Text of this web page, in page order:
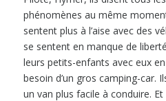
phénomènes au même
sentent plus à l’aise avec des
se sentent en manque de
leurs petits-enfants avec eux
besoin d’un gros camping-car.
un van plus facile à conduire.